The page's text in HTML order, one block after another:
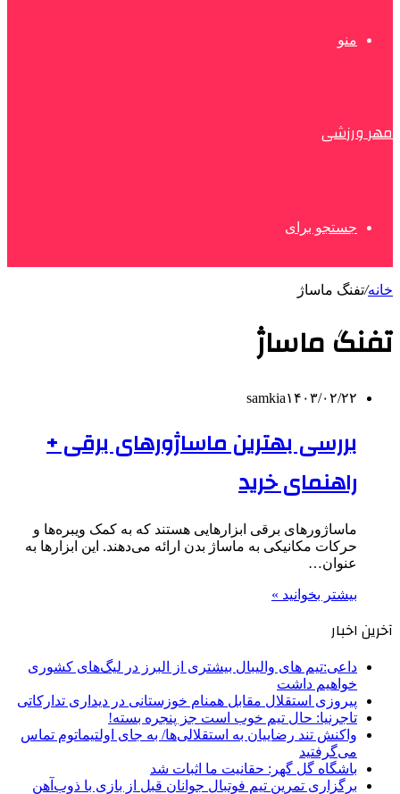
منو
مهر ورزشی
جستجو برای
خانه/تفنگ ماساژ
تفنگ ماساژ
samkia۱۴۰۳/۰۲/۲۲
بررسی بهترین ماساژورهای برقی +
راهنمای خرید
ماساژورهای برقی ابزارهایی هستند که به کمک ویبره‌ها و
حرکات مکانیکی به ماساژ بدن ارائه می‌دهند. این ابزارها به
عنوان…
بیشتر بخوانید »
آخرین اخبار
داعی:تیم های والیبال بیشتری از البرز در لیگ‌های کشوری
خواهیم داشت
پیروزی استقلال مقابل همنام خوزستانی در دیداری تدارکاتی
تاجرنیا: حال تیم خوب است جز پنجره بسته!
واکنش تند رضاییان به استقلالی‌ها/ به جای اولتیماتوم تماس
می‌گرفتید
باشگاه گل گهر: حقانیت ما اثبات شد
برگزاری تمرین تیم فوتبال جوانان قبل از بازی با ذوب‌آهن